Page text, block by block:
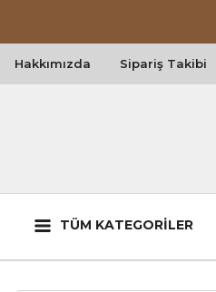
Hakkımızda Sipariş Takibi
TÜM KATEGORİLER